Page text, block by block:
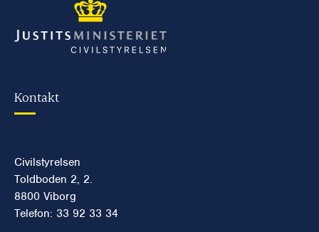
Kontakt
Civilstyrelsen
Toldboden 2, 2.
8800 Viborg
Telefon: 33 92 33 34